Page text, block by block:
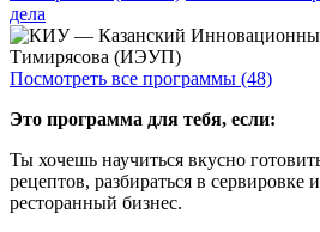
дела
Посмотреть все программы (48)
Это программа для тебя, если:
Ты хочешь научиться вкусно
рецептов, разбираться в сервировке
ресторанный бизнес.